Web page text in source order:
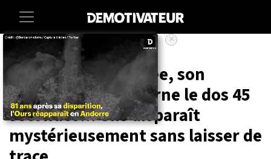
Accueil Societe Insolite
En pleine randonnée, son
compagnon lui tourne le dos 45
secondes... elle disparaît
mystérieusement sans laisser de
×